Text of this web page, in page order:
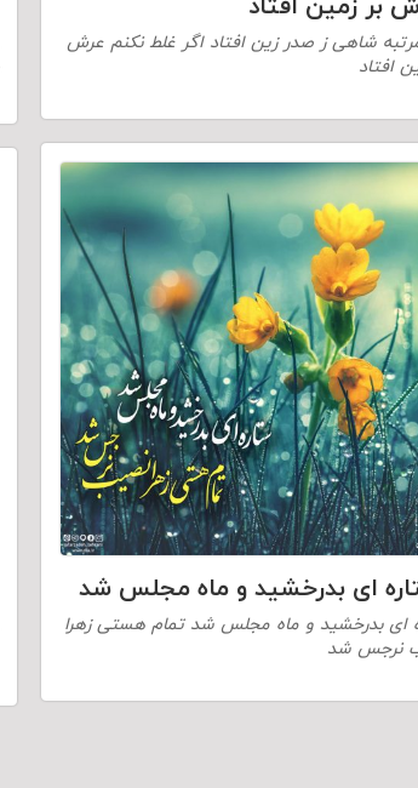
بر زمین افتاد
شاهی ز صدر زین افتاد اگر غلط نکنم عرش
افتاد
ای بدرخشید و ماه مجلس شد
ای بدرخشید و ماه مجلس شد تمام هستی زهرا
نرجس شد